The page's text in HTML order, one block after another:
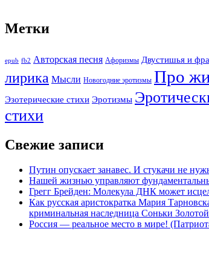
Метки
epub fb2 Авторская песня Афоризмы Двустишья и
лирика Мысли Новогодние эротизмы Про
Эзотерические стихи Эротизмы
стихи
Свежие записи
Путин опускает занавес. И стукачи не
Нашей жизнью управляют
Грегг Брейден: Молекула ДНК может
Как русская аристократка Мария
криминальная наследница Соньки
Россия — реальное место в мире!